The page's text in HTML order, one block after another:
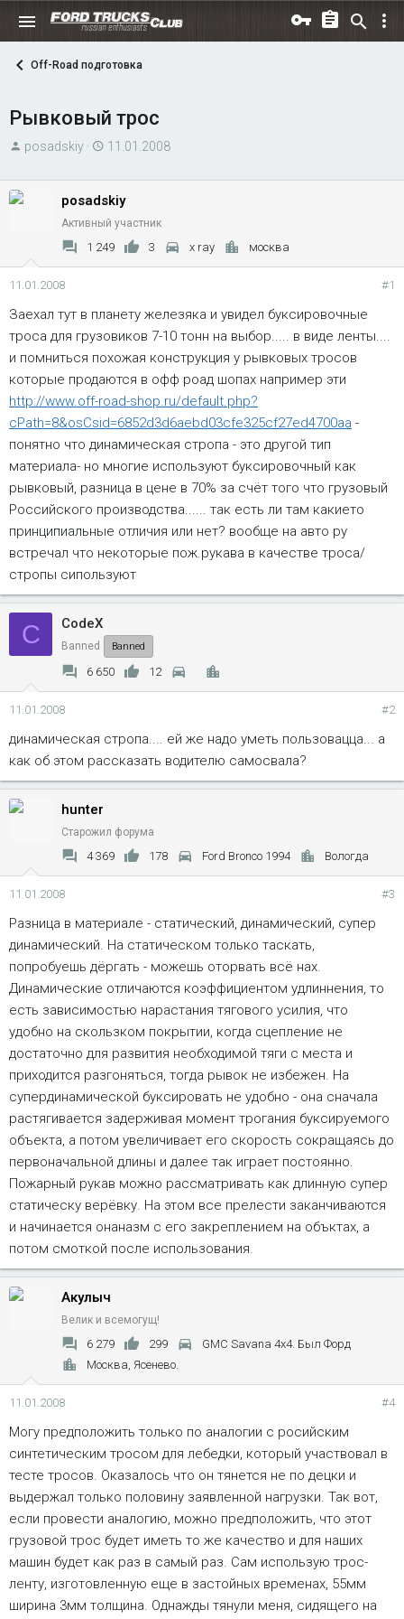
Off-Road подготовка
Рывковый трос
А
т
е
м
posadskiy
Д
т
а
н
а
ч
11.01.2008
posadskiy
Активный участник
1 249 3 x ray москва
11.01.2008 #1
Заехал тут в планету железяка и увидел буксировочные
троса для грузовиков 7-10 тонн на выбор..... в виде ленты....
и помниться похожая конструкция у рывковых тросов
которые продаются в офф роад шопах например эти
http://www.off-road-shop.ru/default.php?
cPath=8&osCsid=6852d3d6aebd03cfe325cf27ed4700aa -
понятно что динамическая стропа - это другой тип
материала- но многие используют буксировочный как
рывковый, разница в цене в 70% за счёт того что грузовый
Российского производства...... так есть ли там какието
принципиальные отличия или нет? вообще на авто ру
встречал что некоторые пож.рукава в качестве троса/
стропы сипользуют
C CodeX
Banned Banned
6 650 12
11.01.2008 #2
динамическая стропа.... ей же надо уметь пользовацца... а
как об этом рассказать водителю самосвала?
hunter
Старожил форума
4 369 178 Ford Bronco 1994 Вологда
11.01.2008 #3
Разница в материале - статический, динамический, супер
динамический. На статическом только таскать,
попробуешь дёргать - можешь оторвать всё нах.
Динамические отличаются коэффициентом удлиннения, то
есть зависимостью нарастания тягового усилия, что
удобно на скользком покрытии, когда сцепление не
достаточно для развития необходимой тяги с места и
приходится разгоняться, тогда рывок не избежен. На
супердинамической буксировать не удобно - она сначала
растягивается задерживая момент трогания буксируемого
объекта, а потом увеличивает его скорость сокращаясь до
первоначальной длины и далее так играет постоянно.
Пожарный рукав можно рассматривать как длинную супер
статическу верёвку. На этом все прелести заканчиваются
и начинается онаназм с его закреплением на объктах, а
потом смоткой после использования.
Акулыч
Велик и всемогущ!
6 279 299
GMC Savana 4x4. Был Форд
Москва, Ясенево.
11.01.2008 #4
Могу предположить только по аналогии с росийским
синтетическим тросом для лебедки, который участвовал в
тесте тросов. Оказалось что он тянется не по децки и
выдержал только половину заявленной нагрузки. Так вот,
если провести аналогию, можно предположить, что этот
грузовой трос будет иметь то же качество и для наших
машин будет как раз в самый раз. Сам использую трос-
ленту, изготовленную еще в застойных временах, 55мм
ширина 3мм толщина. Однажды тянули меня, сидящего на